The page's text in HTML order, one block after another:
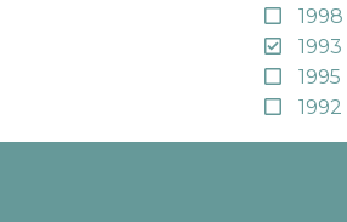
1998
1993
1995
1992